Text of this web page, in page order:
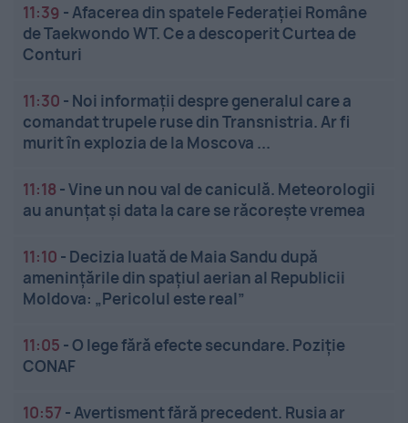
11:39 - Afacerea din spatele Federației Române
de Taekwondo WT. Ce a descoperit Curtea de
Conturi
11:30 - Noi informații despre generalul care a
comandat trupele ruse din Transnistria. Ar fi
murit în explozia de la Moscova ...
11:18 -Vine un nou val de caniculă. Meteorologii
au anunțat și data la care se răcorește vremea
11:10 - Decizia luată de Maia Sandu după
amenințările din spațiul aerian al Republicii
Moldova: „Pericolul este real”
11:05 -O lege fără efecte secundare. Poziție
CONAF
10:57 - Avertisment fără precedent. Rusia ar